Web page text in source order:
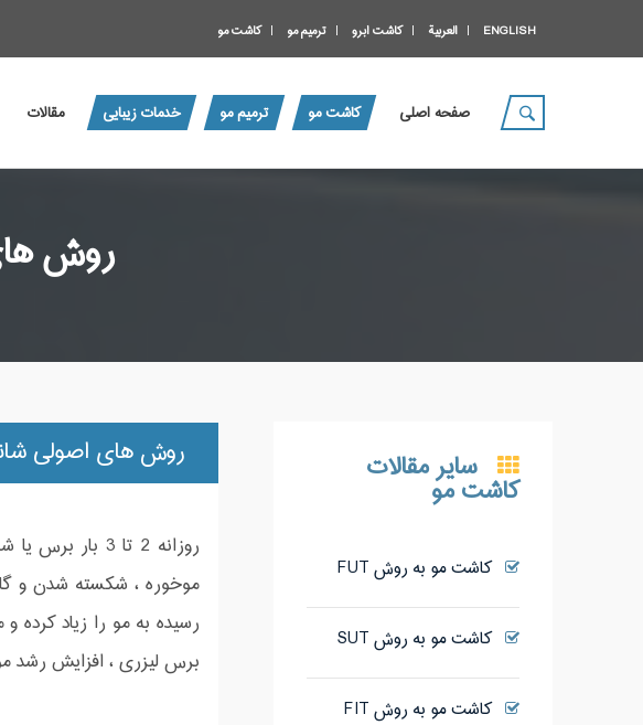
کاشت مو ترمیم مو کاشت ابرو العربية ENGLISH
صفحه اصلی کاشت مو ترمیم مو خدمات زیبایی مقالات
روش
روش های اصولی
روزانه 2 تا
موخوره ، شکسته شدن و
رسیده به مو را زیاد
برس لیزری ، افزایش
سایر مقالات
کاشت مو
کاشت مو به روش FUT
کاشت مو به روش SUT
کاشت مو به روش FIT